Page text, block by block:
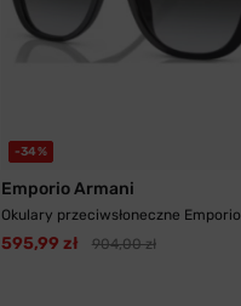
-34%
Emporio Armani
Okulary przeciwsłoneczne
595,99 zł 904,00 zł